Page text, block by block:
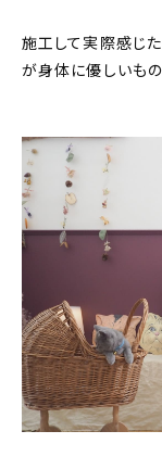
施工して実際感じ
が身体に優しいも